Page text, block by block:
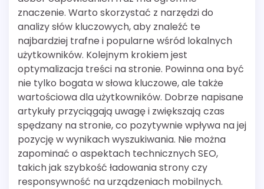
znaczenie. Warto skorzystać z narzędzi do
analizy słów kluczowych, aby znaleźć te
najbardziej trafne i popularne wśród lokalnych
użytkowników. Kolejnym krokiem jest
optymalizacja treści na stronie. Powinna ona być
nie tylko bogata w słowa kluczowe, ale także
wartościowa dla użytkowników. Dobrze napisane
artykuły przyciągają uwagę i zwiększają czas
spędzany na stronie, co pozytywnie wpływa na jej
pozycję w wynikach wyszukiwania. Nie można
zapominać o aspektach technicznych SEO,
takich jak szybkość ładowania strony czy
responsywność na urządzeniach mobilnych.